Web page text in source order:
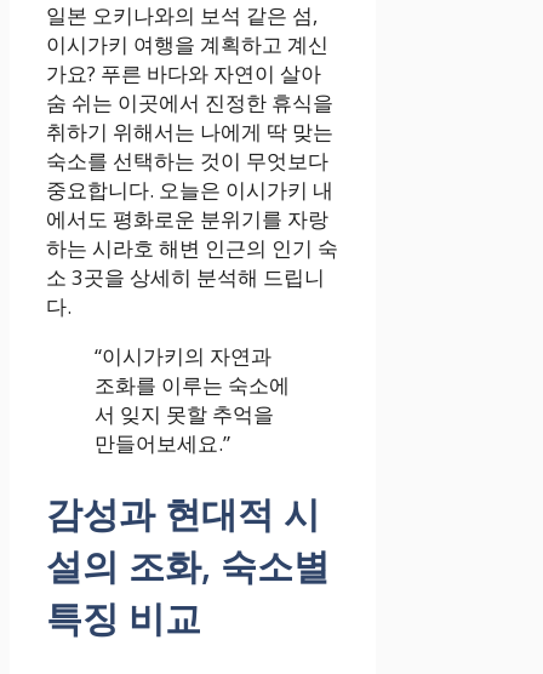
일본 오키나와의 보석 같은 섬,
이시가키 여행을 계획하고 계신
가요? 푸른 바다와 자연이 살아
숨 쉬는 이곳에서 진정한 휴식을
취하기 위해서는 나에게 딱 맞는
숙소를 선택하는 것이 무엇보다
중요합니다. 오늘은 이시가키 내
에서도 평화로운 분위기를 자랑
하는 시라호 해변 인근의 인기 숙
소 3곳을 상세히 분석해 드립니
다.
“이시가키의 자연과
조화를 이루는 숙소에
서 잊지 못할 추억을
만들어보세요.”
감성과 현대적 시
설의 조화, 숙소별
특징 비교